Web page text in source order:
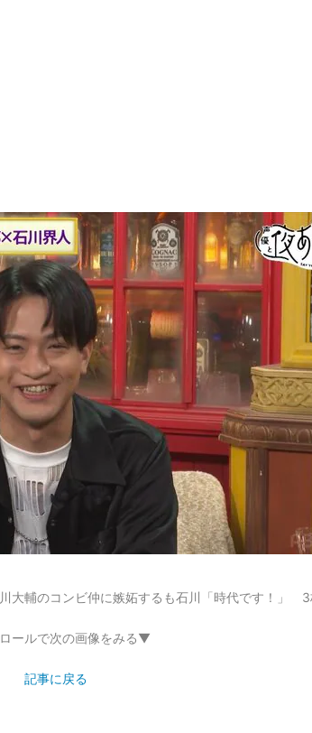
大輔のコンビ仲に嫉妬するも石川「時代です！」 3
ールで次の画像をみる▼
記事に戻る